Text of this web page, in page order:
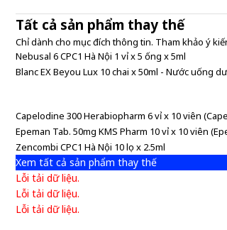
Tất cả sản phẩm thay thế
Chỉ dành cho mục đích thông tin. Tham khảo ý
Nebusal 6 CPC1 Hà Nội 1 vỉ x 5 ống x 5ml
Blanc EX Beyou Lux 10 chai x 50ml - Nước uống
Capelodine 300 Herabiopharm 6 vỉ x 10 viên
Epeman Tab. 50mg KMS Pharm 10 vỉ x 10 viên
Zencombi CPC1 Hà Nội 10 lọ x 2.5ml
Xem tất cả sản phẩm thay thế
Lỗi tải dữ liệu.
Lỗi tải dữ liệu.
Lỗi tải dữ liệu.